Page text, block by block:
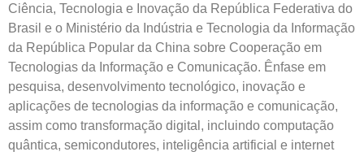
Ciência, Tecnologia e Inovação da República Federativa do
Brasil e o Ministério da Indústria e Tecnologia da Informação
da República Popular da China sobre Cooperação em
Tecnologias da Informação e Comunicação. Ênfase em
pesquisa, desenvolvimento tecnológico, inovação e
aplicações de tecnologias da informação e comunicação,
assim como transformação digital, incluindo computação
quântica, semicondutores, inteligência artificial e internet